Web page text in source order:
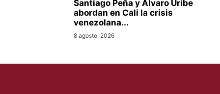
Santiago Peña y Álvaro Uribe
abordan en Cali la crisis
venezolana...
8 agosto, 2026